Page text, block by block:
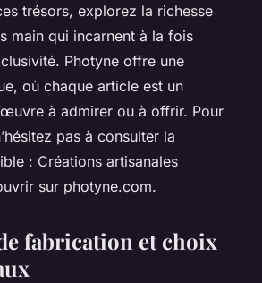
trésors, explorez la richesse
main qui incarnent à la fois
Photyne offre une
où chaque article est un
à admirer ou à offrir. Pour
pas à consulter la
: Créations artisanales
sur photyne.com.
fabrication et choix